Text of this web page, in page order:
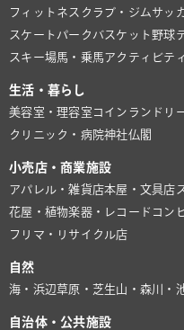
フィットネスクラブ・ジム サッ
スケートパーク バスケット 野球
スキー場馬・乗馬アクティビティ
生活・暮らし
美容室・理容室 コインランドリ
クリニック・病院神社仏閣
小売店・商業施設
アパレル・雑貨店本屋・文具店
花屋・植物楽器・レコード コン
フリマ・リサイクル店
自然
海・浜辺 草原・芝生山・森川・
自治体・公共施設